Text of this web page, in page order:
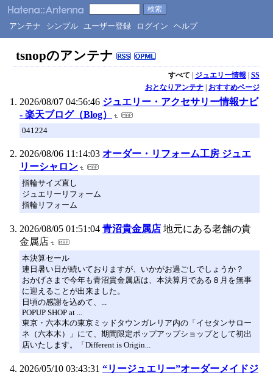
アンテナ シンプル ユーザー登録 ログイン ヘルプ
tsnopのアンテナ
すべて | ジュエリー情報 | SS
おとなりアンテナ| おすすめページ
2026/08/07 04:56:46 ジュエリー・アクセサリー情報ナビ
- 楽天ブログ（Blog）
041224
2026/08/06 11:14:03 オーダー・リフォーム工房 ジュエ
リーシャロン
指輪サイズ直し
ジュエリーリフォーム
指輪リフォーム
2026/08/05 01:51:04 青沼貴金属店 地元にある老舗の貴
金属店
本決算セール
連日暑い日が続いておりますが、いかがお過ごしでしょうか？
おかげさまで今年も青沼貴金属店は、本決算月である８月を無事
に迎えることが出来ました。
日頃の感謝を込めて、...
POPUP SHOP at ...
東京・六本木の東京ミッドタウンガレリア内の「イセタンサロー
ネ（六本木）」にて、期間限定ポップアップショップとして初出
店いたします。「Different is Origin...
2026/05/10 03:43:31 “リージュエリー”オーダーメイドジ